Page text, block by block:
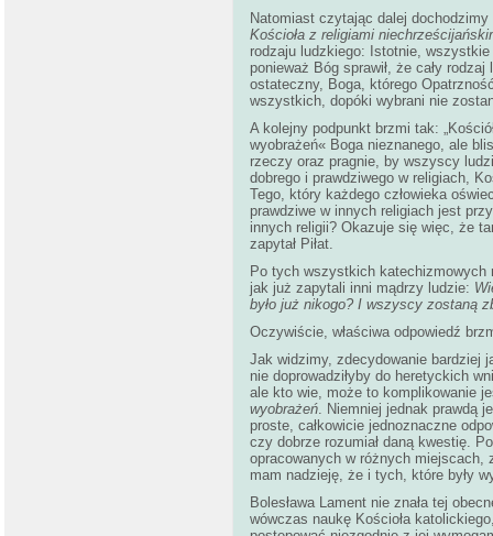
Natomiast czytając dalej
Kościoła z religiami
rodzaju ludzkiego: Istotnie,
ponieważ Bóg sprawił, że cały
ostateczny, Boga, którego
wszystkich, dopóki wybrani nie
A kolejny podpunkt brzmi tak:
wyobrażeń« Boga nieznanego, ale
rzeczy oraz pragnie, by wszyscy
dobrego i prawdziwego w religiach,
Tego, który każdego człowieka
prawdziwe w innych religiach jest
innych religii? Okazuje się więc, że
zapytał Piłat.
Po tych wszystkich
jak już zapytali inni mądrzy ludzie:
było już nikogo? I wszyscy zostaną
Oczywiście, właściwa odpowiedź
Jak widzimy, zdecydowanie bardziej
nie doprowadziłyby do heretyckich
ale kto wie, może to komplikowanie
wyobrażeń. Niemniej jednak prawdą
proste, całkowicie jednoznaczne
czy dobrze rozumiał daną kwestię.
opracowanych w różnych miejscach,
mam nadzieję, że i tych, które były
Bolesława Lament nie znała tej
wówczas naukę Kościoła